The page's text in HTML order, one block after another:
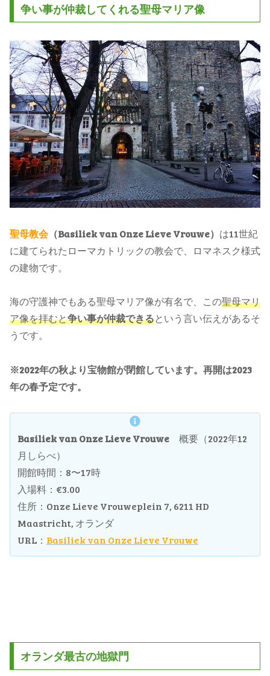
争い事が仲裁してくれる聖母マリア像
聖母教会（Basiliek van Onze Lieve Vrouwe） は11世紀
に建てられたローマカトリックの教会で、ロマネスク様式
の建物です。
海の守護神でもある聖母マリア像が有名で、この聖母マリ
ア像を拝むと争い事が仲裁できるという言い伝えがあるそ
うです。
※2022年の秋より宝物館が閉館しています。再開は2023
年の春予定です。
Basiliek van Onze Lieve Vrouwe 概要（2022年12
月しらべ）
開館時間：8〜17時
入場料：€3.00
住所：Onze Lieve Vrouweplein 7, 6211 HD
Maastricht, オランダ
URL： Basiliek van Onze Lieve Vrouwe
オランダ最古の地獄門